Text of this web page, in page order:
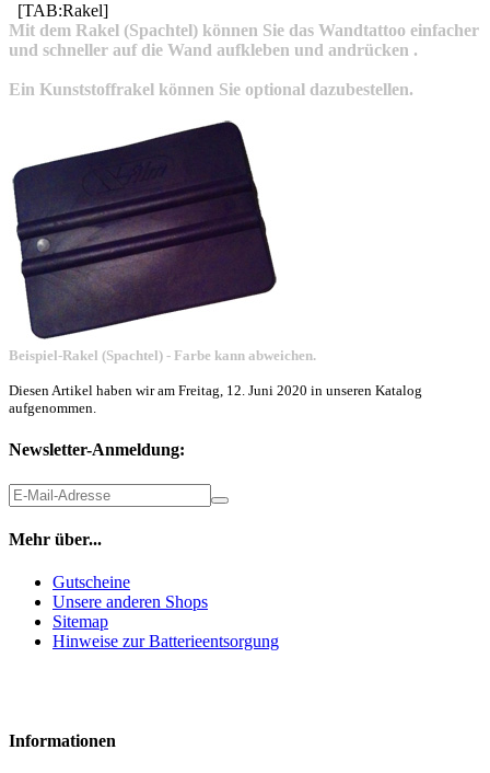
[TAB:Rakel]
Mit dem Rakel (Spachtel) können Sie das Wandtattoo einfacher
und schneller auf die Wand aufkleben und andrücken .
Ein Kunststoffrakel können Sie optional dazubestellen.
Beispiel-Rakel (Spachtel) - Farbe kann abweichen.
Diesen Artikel haben wir am Freitag, 12. Juni 2020 in unseren Katalog
aufgenommen.
Newsletter-Anmeldung:
Mehr über...
Gutscheine
Unsere anderen Shops
Sitemap
Hinweise zur Batterieentsorgung
Informationen